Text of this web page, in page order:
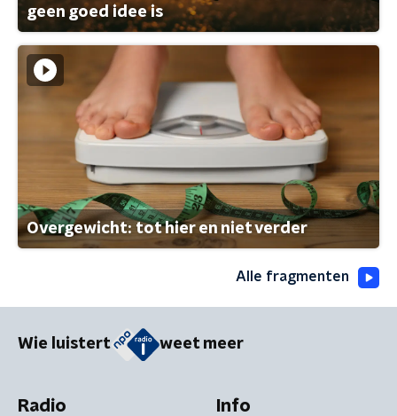
geen goed idee is
Overgewicht: tot hier en niet verder
Alle fragmenten
Wie luistert weet meer
Radio Info